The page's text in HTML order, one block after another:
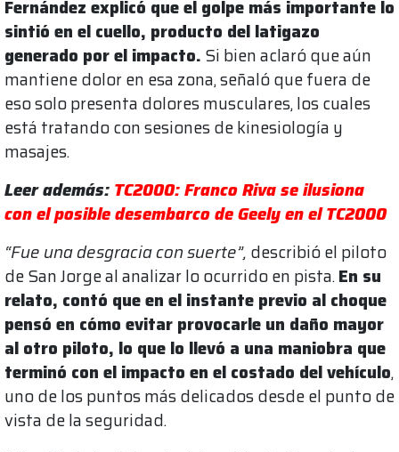
Fernández explicó que el golpe más importante lo
sintió en el cuello, producto del latigazo
generado por el impacto. Si bien aclaró que aún
mantiene dolor en esa zona, señaló que fuera de
eso solo presenta dolores musculares, los cuales
está tratando con sesiones de kinesiología y
masajes.
Leer además: TC2000: Franco Riva se ilusiona
con el posible desembarco de Geely en el TC2000
“Fue una desgracia con suerte”, describió el piloto
de San Jorge al analizar lo ocurrido en pista.En su
relato, contó que en el instante previo al choque
pensó en cómo evitar provocarle un daño mayor
al otro piloto, lo que lo llevó a una maniobra que
terminó con el impacto en el costado del vehículo,
uno de los puntos más delicados desde el punto de
vista de la seguridad.